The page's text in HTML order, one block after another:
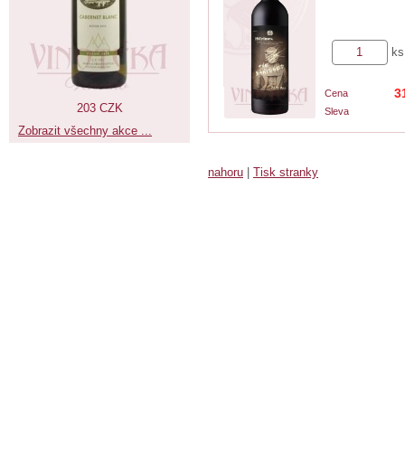
ks
Cena
Sleva
nahoru | Tisk stranky
203 CZK
Zobrazit všechny akce ...